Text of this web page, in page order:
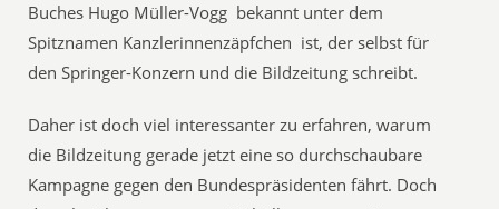
Buches Hugo Müller-Vogg  bekannt unter dem
Spitznamen Kanzlerinnenzäpfchen  ist, der selbst für
den Springer-Konzern und die Bildzeitung schreibt.
Daher ist doch viel interessanter zu erfahren, warum
die Bildzeitung gerade jetzt eine so durchschaubare
Kampagne gegen den Bundespräsidenten fährt. Doch